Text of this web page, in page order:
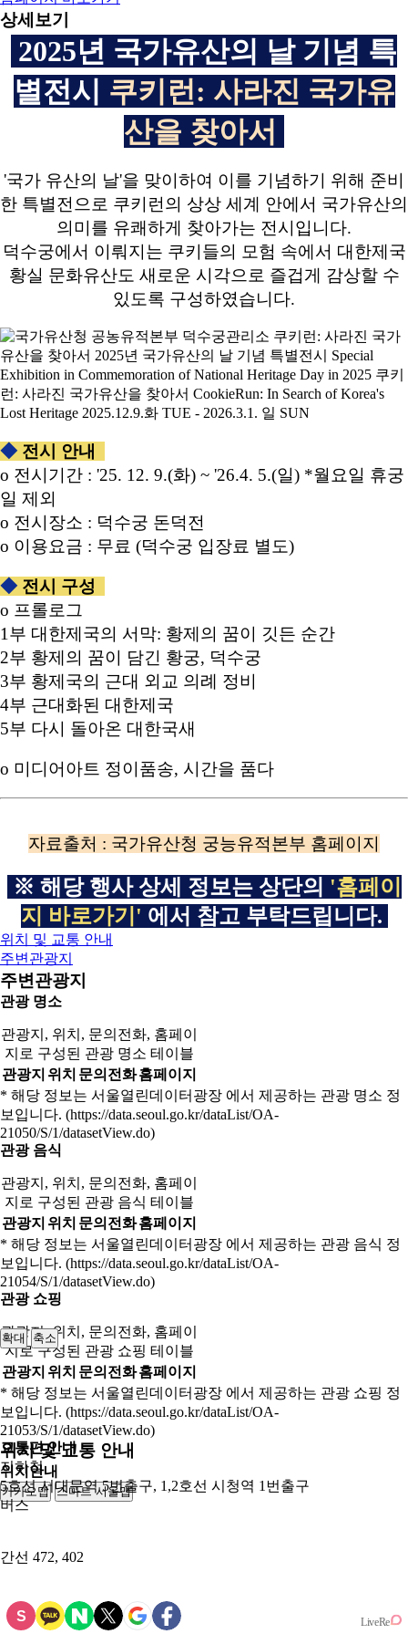
상세보기
2025년 국가유산의 날 기념 특
별전시 쿠키런: 사라진 국가유
산을 찾아서
'국가 유산의 날'을 맞이하여 이를 기념하기 위해 준비
한 특별전으로 쿠키런의 상상 세계 안에서 국가유산의
의미를 유쾌하게 찾아가는 전시입니다.
덕수궁에서 이뤄지는 쿠키들의 모험 속에서 대한제국
황실 문화유산도 새로운 시각으로 즐겁게 감상할 수
있도록 구성하였습니다.
◆ 전시 안내
o 전시기간 : '25. 12. 9.(화) ~ '26.4. 5.(일) *월요일 휴궁
일 제외
o 전시장소 : 덕수궁 돈덕전
o 이용요금 : 무료 (덕수궁 입장료 별도)
◆ 전시 구성
o 프롤로그
1부 대한제국의 서막: 황제의 꿈이 깃든 순간
2부 황제의 꿈이 담긴 황궁, 덕수궁
3부 황제국의 근대 외교 의례 정비
4부 근대화된 대한제국
5부 다시 돌아온 대한국새
o 미디어아트 정이품송, 시간을 품다
자료출처 : 국가유산청 궁능유적본부 홈페이지
※ 해당 행사 상세 정보는 상단의 '홈페이
지 바로가기' 에 서 참고 부탁드립니다.
위치 및 교통 안내
주변관광지
주변관광지
관광 명소
관광지, 위치, 문의전화, 홈페이
지로 구성된 관광 명소 테이블
관광지 위치 문의전화홈페이지
* 해당 정보는 서울열린데이터광장 에서 제공하는 관광 명소 정
보입니다. (https://data.seoul.go.kr/dataList/OA-
21050/S/1/datasetView.do)
관광 음식
관광지, 위치, 문의전화, 홈페이
지로 구성된 관광 음식 테이블
관광지 위치 문의전화홈페이지
* 해당 정보는 서울열린데이터광장 에서 제공하는 관광 음식 정
보입니다. (https://data.seoul.go.kr/dataList/OA-
21054/S/1/datasetView.do)
관광 쇼핑
관광지, 위치, 문의전화, 홈페이
지로 구성된 관광 쇼핑 테이블
관광지 위치 문의전화홈페이지
* 해당 정보는 서울열린데이터광장 에서 제공하는 관광 쇼핑 정
보입니다. (https://data.seoul.go.kr/dataList/OA-
21053/S/1/datasetView.do)
위치 및 교통 안내
위치안내
카카오맵 스마트 서울맵
250m
확대 축소
교통편 안내
지하철
5호선 서대문역 5번출구, 1,2호선 시청역 1번출구
버스
간선 472, 402